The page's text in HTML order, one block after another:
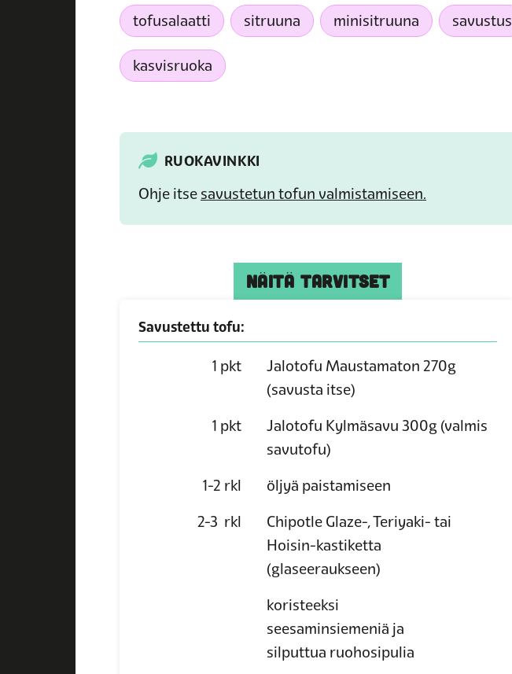
tofusalaatti sitruuna minisitruuna savustus
kasvisruoka
RUOKAVINKKI
Ohje itse savustetun tofun valmistamiseen.
NÄITÄ TARVITSET
Savustettu tofu:
1 pkt
Jalotofu Maustamaton 270g
(savusta itse)
1 pkt Jalotofu Kylmäsavu 300g (valmis
savutofu)
1-2 rkl
öljyä paistamiseen
2-3 rkl
Chipotle Glaze-, Teriyaki- tai
Hoisin-kastiketta
(glaseeraukseen)
koristeeksi
seesaminsiemeniä ja
silputtua ruohosipulia